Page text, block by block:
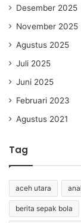
Desember 2025
November 2025
Agustus 2025
Juli 2025
Juni 2025
Februari 2023
Agustus 2021
Tag
aceh utara
berita sepak bola